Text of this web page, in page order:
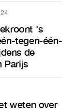
's
tegen-één-
de
Parijs
weten over